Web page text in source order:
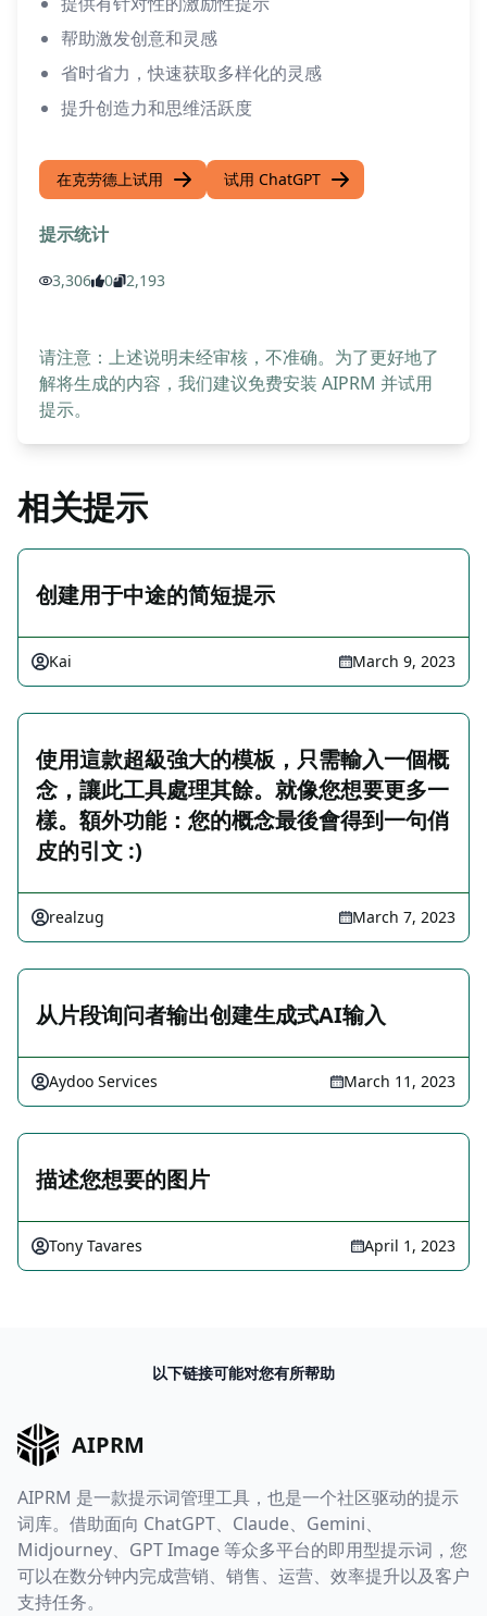
帮助激发创意和灵感
省时省力，快速获取多样化的灵感
提升创造力和思维活跃度
在克劳德上试用 试用 ChatGPT
提示统计
3,306 0 2,193
请注意：上述说明未经审核，不准确。为了更好地了
解将生成的内容，我们建议免费安装 AIPRM 并试用
提示。
相关提示
创建用于中途的简短提示
Kai March 9, 2023
使用這款超級強大的模板，只需輸入一個概
念，讓此工具處理其餘。就像您想要更多一
樣。額外功能：您的概念最後會得到一句俏
皮的引文 :)
realzug March 7, 2023
从片段询问者输出创建生成式AI输入
Aydoo Services March 11, 2023
描述您想要的图片
Tony Tavares April 1, 2023
以下链接可能对您有所帮助
AIPRM
AIPRM 是一款提示词管理工具，也是一个社区驱动的提示
词库。借助面向 ChatGPT、Claude、Gemini、
Midjourney、GPT Image 等众多平台的即用型提示词，您
可以在数分钟内完成营销、销售、运营、效率提升以及客户
支持任务。